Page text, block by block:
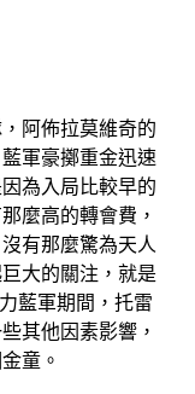
阿佈拉莫維奇的
軍豪擲重金迅速
為入局比較早的
麼高的轉會費，
有那麼驚為天人
大的關注，就是
藍軍期間，托雷
其他因素影響，
童。